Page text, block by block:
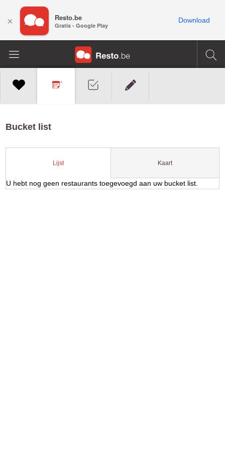
Bucket list
Lijst Kaart
U hebt nog geen restaurants toegevoegd aan uw bucket list.
× Resto.be
Gratis - Google Play
Download